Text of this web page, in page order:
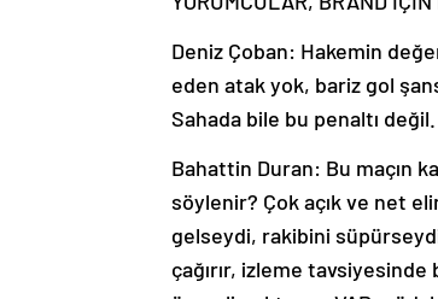
Deniz Çoban: Hakemin
eden atak yok, bariz gol
Sahada bile bu penaltı değil.
Bahattin Duran: Bu maçın
söylenir? Çok açık ve net
gelseydi, rakibini
çağırır, izleme